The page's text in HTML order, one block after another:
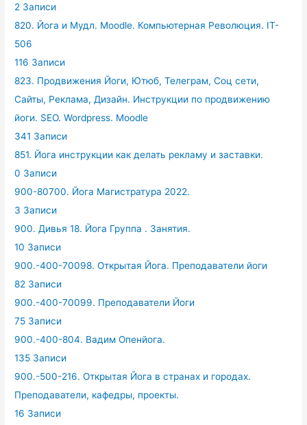
2 Записи
820. Йога и Мудл. Moodle. Компьютерная Революция. IT-
506
116 Записи
823. Продвижения Йоги, Ютюб, Телеграм, Соц сети,
Сайты, Реклама, Дизайн. Инструкции по продвижению
йоги. SEO. Wordpress. Moodle
341 Записи
851. Йога инструкции как делать рекламу и заставки.
0 Записи
900-80700. Йога Магистратура 2022.
3 Записи
900. Дивья 18. Йога Группа . Занятия.
10 Записи
900.-400-70098. Открытая Йога. Преподаватели йоги
82 Записи
900.-400-70099. Преподаватели Йоги
75 Записи
900.-400-804. Вадим Опенйога.
135 Записи
900.-500-216. Открытая Йога в странах и городах.
Преподаватели, кафедры, проекты.
16 Записи